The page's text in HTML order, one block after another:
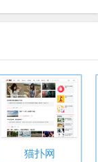
猫扑网